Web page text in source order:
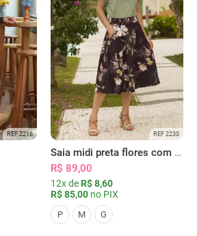
REF 2216 REF 2230
Saia midi preta flores com bolsos
R$ 89,00
12x de R$ 8,60
R$ 85,00 no PIX
P M G